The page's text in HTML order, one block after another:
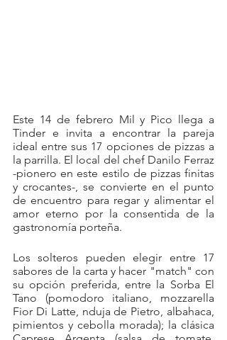
Este 14 de febrero Mil y Pico llega a
Tinder e invita a encontrar la pareja
ideal entre sus 17 opciones de pizzas a
la parrilla. El local del chef Danilo Ferraz
-pionero en este estilo de pizzas finitas
y crocantes-, se convierte en el punto
de encuentro para regar y alimentar el
amor eterno por la consentida de la
gastronomía porteña.
Los solteros pueden elegir entre 17
sabores de la carta y hacer "match" con
su opción preferida, entre la Sorba El
Tano (pomodoro italiano, mozzarella
Fior Di Latte, nduja de Pietro, albahaca,
pimientos y cebolla morada); la clásica